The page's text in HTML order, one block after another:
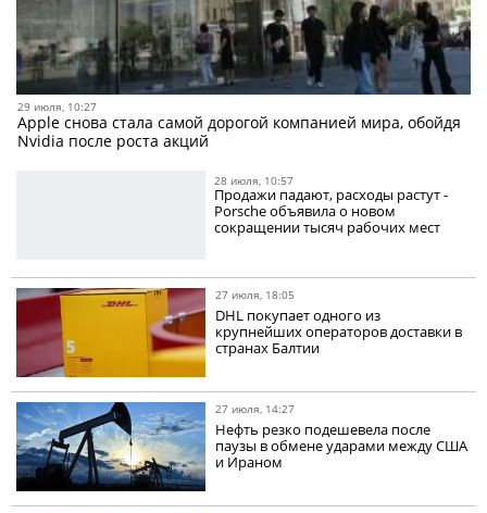
29 июля, 10:27
Apple снова стала самой дорогой компанией мира, обойдя
Nvidia после роста акций
28 июля, 10:57
Продажи падают, расходы растут -
Porsche объявила о новом
сокращении тысяч рабочих мест
27 июля, 18:05
DHL покупает одного из
крупнейших операторов доставки в
странах Балтии
27 июля, 14:27
Нефть резко подешевела после
паузы в обмене ударами между США
и Ираном